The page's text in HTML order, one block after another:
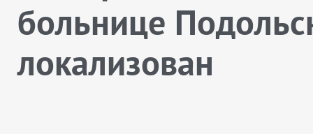
больнице
локализован